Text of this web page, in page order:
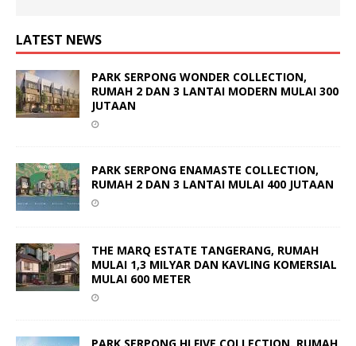
LATEST NEWS
PARK SERPONG WONDER COLLECTION,
RUMAH 2 DAN 3 LANTAI MODERN MULAI 300
JUTAAN
PARK SERPONG ENAMASTE COLLECTION,
RUMAH 2 DAN 3 LANTAI MULAI 400 JUTAAN
THE MARQ ESTATE TANGERANG, RUMAH
MULAI 1,3 MILYAR DAN KAVLING KOMERSIAL
MULAI 600 METER